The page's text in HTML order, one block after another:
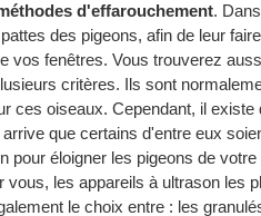
d'effarouchement.
des pigeons, afin de leur
vos fenêtres. Vous trouverez
critères. Ils sont
ces oiseaux. Cependant, il
que certains d'entre eux
pour éloigner les pigeons de
vous, les appareils à ultrason les
le choix entre : les